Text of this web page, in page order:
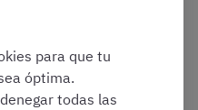
pregunta viene
para que asentéis la
para que tu
óptima.
todas las